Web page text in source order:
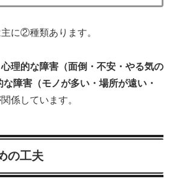
に②種類あります。
心理的な障害（面倒・不安・やる気の
な障害（モノが多い・場所が遠い・
係しています。
の工夫